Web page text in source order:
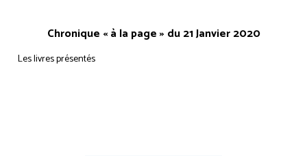
Chronique « à la page » du 21 Janvier 2020
Les livres présentés